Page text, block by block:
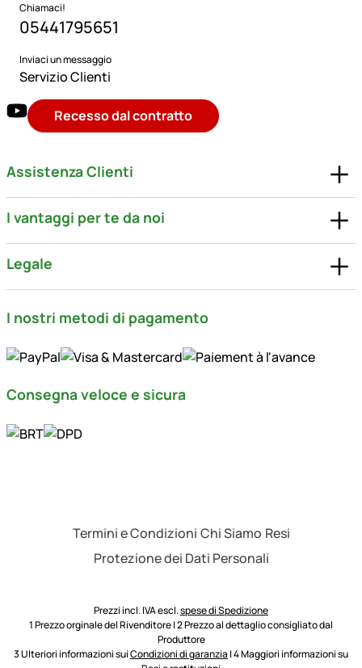
Chiamaci!
05441795651
Inviaci un messaggio
Servizio Clienti
Recesso dal contratto
Assistenza Clienti
I vantaggi per te da noi
Legale
I nostri metodi di pagamento
Consegna veloce e sicura
Termini e Condizioni Chi Siamo Resi
Protezione dei Dati Personali
Prezzi incl. IVA escl.spese di Spedizione
1 Prezzo orginale del Rivenditore | 2 Prezzo al dettaglio consigliato dal
Produttore
3 Ulteriori informazioni suiCondizioni di garanzia | 4 Maggiori informazioni su